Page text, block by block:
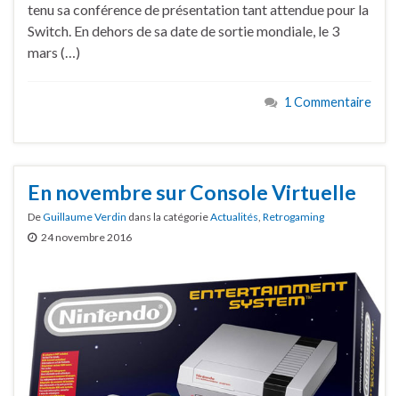
tenu sa conférence de présentation tant attendue pour la
Switch. En dehors de sa date de sortie mondiale, le 3
mars (…)
1 Commentaire
En novembre sur Console Virtuelle
DeGuillaume Verdin dans la catégorieActualités, Retrogaming
24 novembre 2016